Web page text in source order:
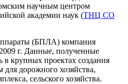
научным центром
академии наук (ТНЦ СО
(БПЛА) компания
г. Данные, полученные
в крупных проектах создания
дорожного хозяйства,
сельского хозяйства.